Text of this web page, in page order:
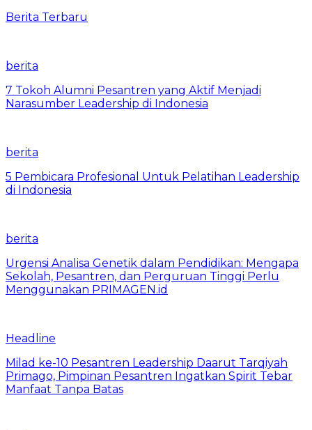
Berita Terbaru
berita
7 Tokoh Alumni Pesantren yang Aktif Menjadi
Narasumber Leadership di Indonesia
berita
5 Pembicara Profesional Untuk Pelatihan Leadership
di Indonesia
berita
Urgensi Analisa Genetik dalam Pendidikan: Mengapa
Sekolah, Pesantren, dan Perguruan Tinggi Perlu
Menggunakan PRIMAGEN.id
Headline
Milad ke-10 Pesantren Leadership Daarut Tarqiyah
Primago, Pimpinan Pesantren Ingatkan Spirit Tebar
Manfaat Tanpa Batas